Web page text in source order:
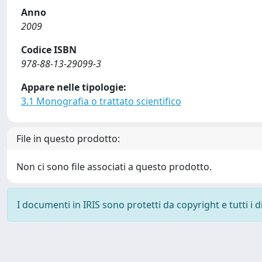
Anno
2009
Codice ISBN
978-88-13-29099-3
Appare nelle tipologie:
3.1 Monografia o trattato scientifico
File in questo prodotto:
Non ci sono file associati a questo prodotto.
I documenti in IRIS sono protetti da copyright e tutti i